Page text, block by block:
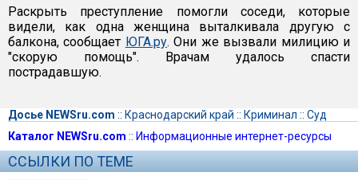
Раскрыть преступление помогли соседи, которые
видели, как одна женщина выталкивала другую с
балкона, сообщает ЮГА.ру. Они же вызвали милицию и
"скорую помощь". Врачам удалось спасти
пострадавшую.
Досье NEWSru.com :: Краснодарский край :: Криминал :: Суд
Каталог NEWSru.com :: Информационные интернет-ресурсы
ССЫЛКИ ПО ТЕМЕ